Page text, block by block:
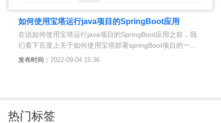
如何使用宝塔运行java项目的SpringBoot应用
在说如何使用宝塔运行java项目的SpringBoot应用之前，我
们看下百度上关于如何使用宝塔部署springBoot项目的一些
见解，反正我看了半天没有看明白，
发布时间： 2022-09-04 15:36
热门标签